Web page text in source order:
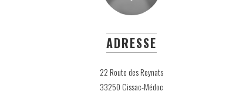
ADRESSE
22 Route des Reynats
33250 Cissac-Médoc